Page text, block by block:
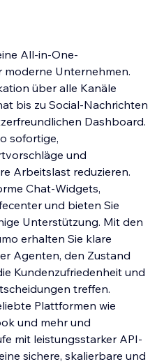
All-in-One-
Unternehmen.
über alle Kanäle
bis zu Social-Nachrichten
Dashboard.
sofortige,
und
Arbeitslast reduzieren.
Chat-Widgets,
und bieten Sie
Unterstützung. Mit den
erhalten Sie klare
Agenten, den Zustand
Kundenzufriedenheit und
treffen.
Plattformen wie
und mehr und
mit leistungsstarker API-
sichere, skalierbare und